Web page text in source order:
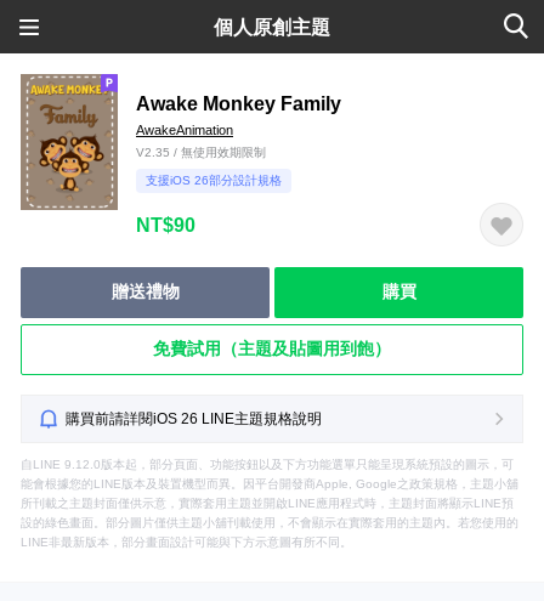
個人原創主題
Awake Monkey Family
AwakeAnimation
V2.35 / 無使用效期限制
支援iOS 26部分設計規格
NT$90
贈送禮物 購買
免費試用（主題及貼圖用到飽）
購買前請詳閱iOS 26 LINE主題規格說明
自LINE 9.12.0版本起，部分頁面、功能按鈕以及下方功能選單只能呈現系統預設的圖示，可
能會根據您的LINE版本及裝置機型而異。因平台開發商Apple, Google之政策規格，主題小舖
所刊載之主題封面僅供示意，實際套用主題並開啟LINE應用程式時，主題封面將顯示LINE預
設的綠色畫面。部分圖片僅供主題小舖刊載使用，不會顯示在實際套用的主題內。若您使用的
LINE非最新版本，部分畫面設計可能與下方示意圖有所不同。